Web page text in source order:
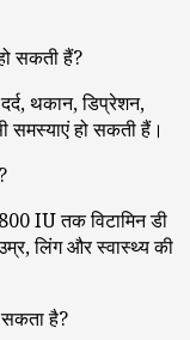
सकती हैं?
थकान, डिप्रेशन,
समस्याएं हो सकती हैं।
IU तक विटामिन डी
लिंग और स्वास्थ्य की
सकता है?